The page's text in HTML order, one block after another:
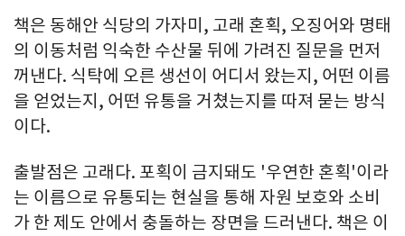
책은 동해안 식당의 가자미, 고래 혼획, 오징어와 명태
의 이동처럼 익숙한 수산물 뒤에 가려진 질문을 먼저
꺼낸다. 식탁에 오른 생선이 어디서 왔는지, 어떤 이름
을 얻었는지, 어떤 유통을 거쳤는지를 따져 묻는 방식
이다.
출발점은 고래다. 포획이 금지돼도 '우연한 혼획'이라
는 이름으로 유통되는 현실을 통해 자원 보호와 소비
가 한 제도 안에서 충돌하는 장면을 드러낸다. 책은 이